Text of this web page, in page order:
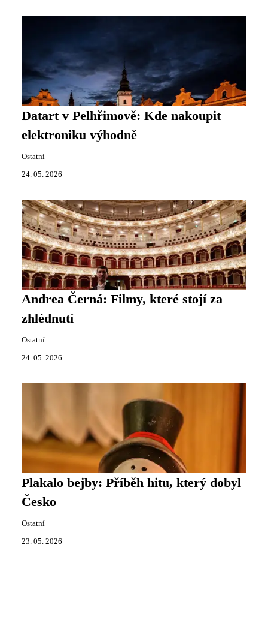
Datart v Pelhřimově: Kde nakoupit
elektroniku výhodně
Ostatní
24. 05. 2026
Andrea Černá: Filmy, které stojí za
zhlédnutí
Ostatní
24. 05. 2026
Plakalo bejby: Příběh hitu, který dobyl
Česko
Ostatní
23. 05. 2026